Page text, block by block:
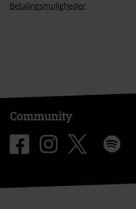
Betalingsmuligheder
Community